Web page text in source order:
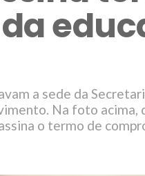
a sede da
Na foto acima,
o termo de